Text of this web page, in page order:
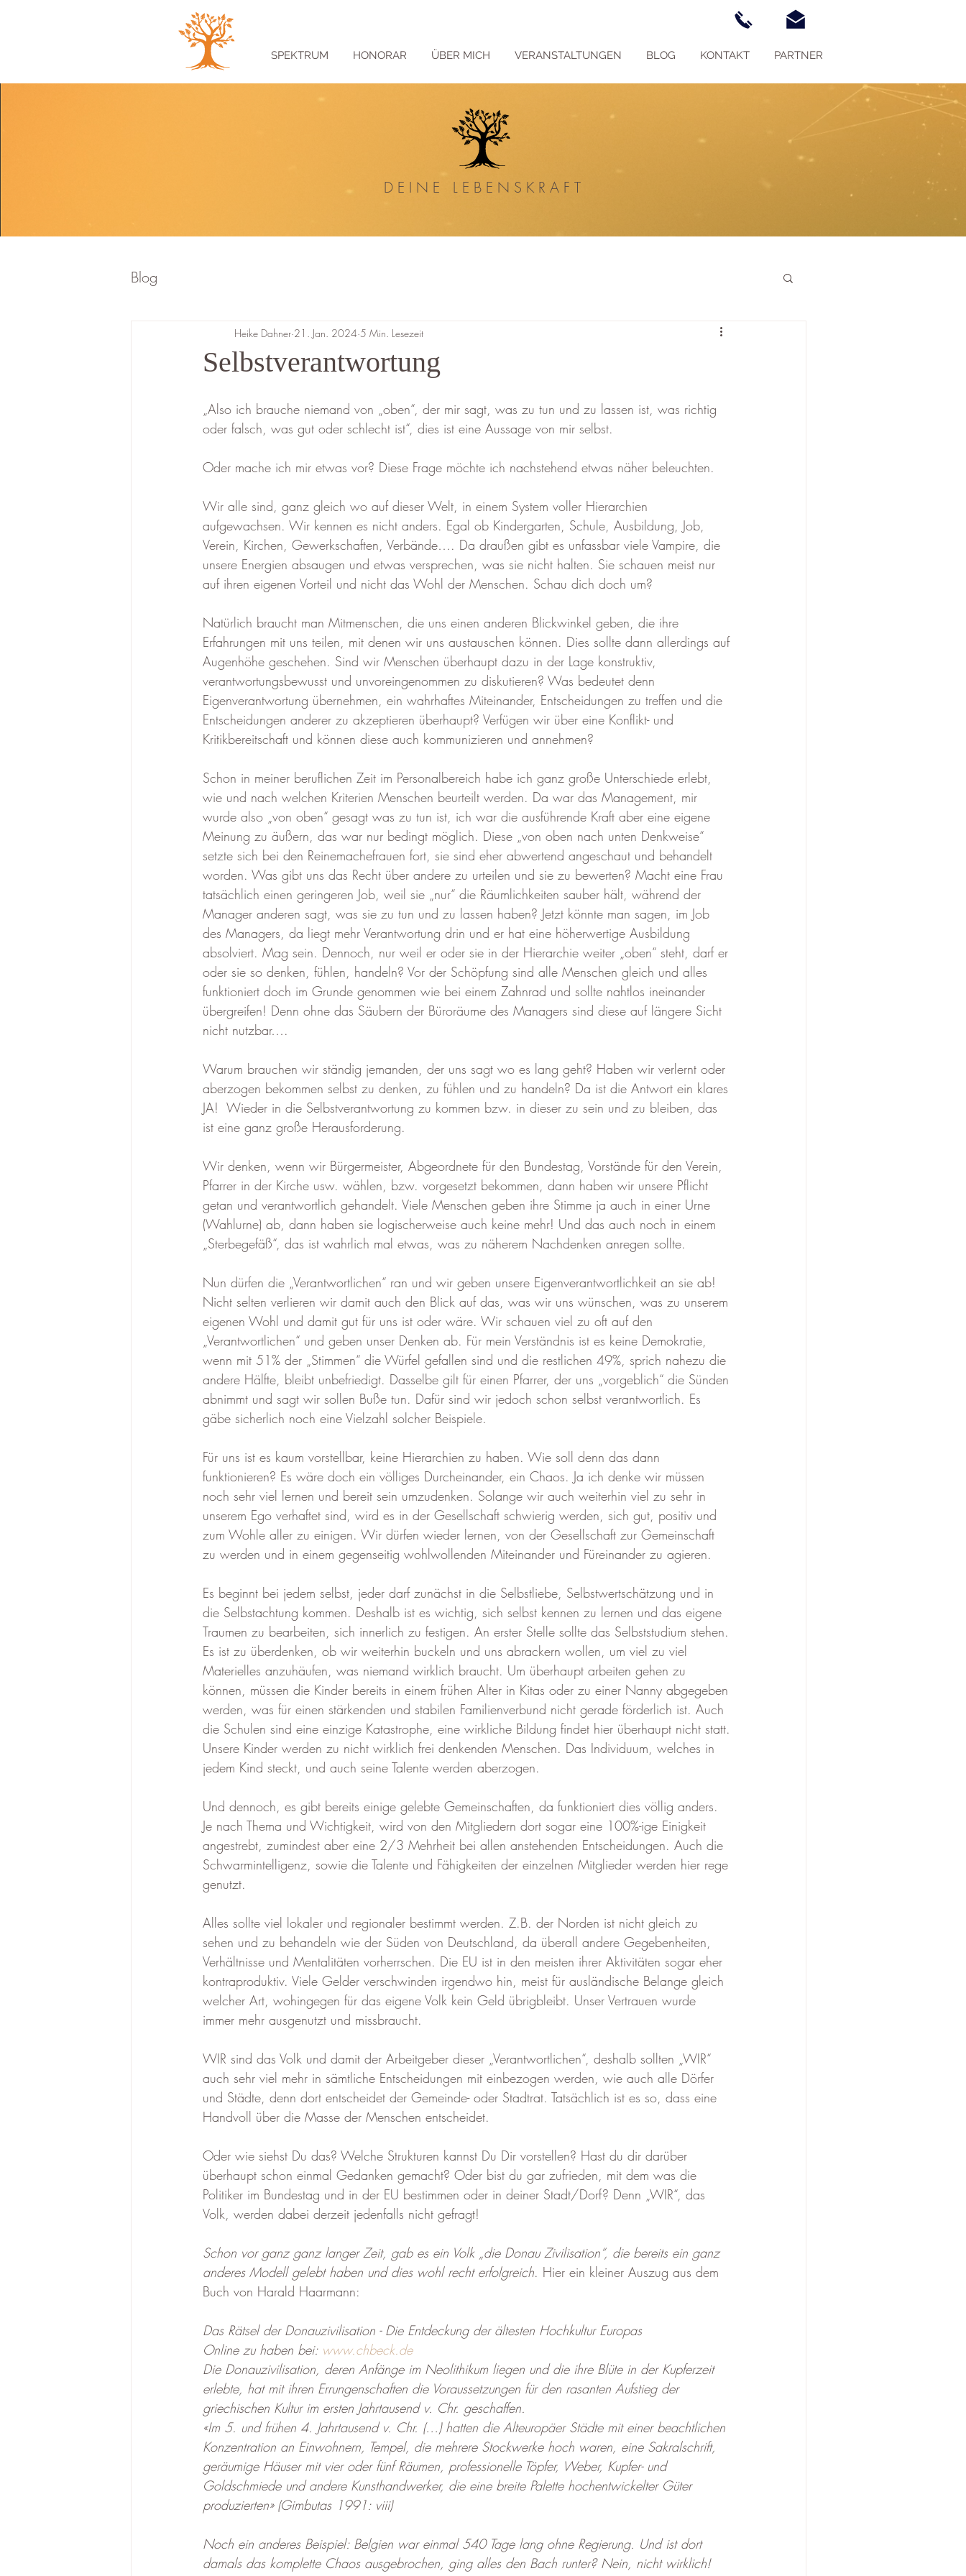
SPEKTRUM HONORAR ÜBER MICH VERANSTALTUNGEN BLOG KONTAKT PARTNER
DEINE LEBENSKRAFT
Blog
Selbstverantwortung
Heike Dahner 21. Jan. 2024 5 Min. Lesezeit
„Also ich brauche niemand von „oben“, der mir sagt, was zu tun und zu lassen ist, was richtig
oder falsch, was gut oder schlecht ist“, dies ist eine Aussage von mir selbst.
Oder mache ich mir etwas vor? Diese Frage möchte ich nachstehend etwas näher beleuchten.
Wir alle sind, ganz gleich wo auf dieser Welt, in einem System voller Hierarchien
aufgewachsen. Wir kennen es nicht anders. Egal ob Kindergarten, Schule, Ausbildung, Job,
Verein, Kirchen, Gewerkschaften, Verbände…. Da draußen gibt es unfassbar viele Vampire, die
unsere Energien absaugen und etwas versprechen, was sie nicht halten. Sie schauen meist nur
auf ihren eigenen Vorteil und nicht das Wohl der Menschen. Schau dich doch um?
Natürlich braucht man Mitmenschen, die uns einen anderen Blickwinkel geben, die ihre
Erfahrungen mit uns teilen, mit denen wir uns austauschen können. Dies sollte dann allerdings auf
Augenhöhe geschehen. Sind wir Menschen überhaupt dazu in der Lage konstruktiv,
verantwortungsbewusst und unvoreingenommen zu diskutieren? Was bedeutet denn
Eigenverantwortung übernehmen, ein wahrhaftes Miteinander, Entscheidungen zu treffen und die
Entscheidungen anderer zu akzeptieren überhaupt? Verfügen wir über eine Konflikt- und
Kritikbereitschaft und können diese auch kommunizieren und annehmen?
Schon in meiner beruflichen Zeit im Personalbereich habe ich ganz große Unterschiede erlebt,
wie und nach welchen Kriterien Menschen beurteilt werden. Da war das Management, mir
wurde also „von oben“ gesagt was zu tun ist, ich war die ausführende Kraft aber eine eigene
Meinung zu äußern, das war nur bedingt möglich. Diese „von oben nach unten Denkweise“
setzte sich bei den Reinemachefrauen fort, sie sind eher abwertend angeschaut und behandelt
worden. Was gibt uns das Recht über andere zu urteilen und sie zu bewerten? Macht eine Frau
tatsächlich einen geringeren Job, weil sie „nur“ die Räumlichkeiten sauber hält, während der
Manager anderen sagt, was sie zu tun und zu lassen haben? Jetzt könnte man sagen, im Job
des Managers, da liegt mehr Verantwortung drin und er hat eine höherwertige Ausbildung
absolviert. Mag sein. Dennoch, nur weil er oder sie in der Hierarchie weiter „oben“ steht, darf er
oder sie so denken, fühlen, handeln? Vor der Schöpfung sind alle Menschen gleich und alles
funktioniert doch im Grunde genommen wie bei einem Zahnrad und sollte nahtlos ineinander
übergreifen! Denn ohne das Säubern der Büroräume des Managers sind diese auf längere Sicht
nicht nutzbar….
Warum brauchen wir ständig jemanden, der uns sagt wo es lang geht? Haben wir verlernt oder
aberzogen bekommen selbst zu denken, zu fühlen und zu handeln? Da ist die Antwort ein klares
JA!  Wieder in die Selbstverantwortung zu kommen bzw. in dieser zu sein und zu bleiben, das
ist eine ganz große Herausforderung.
Wir denken, wenn wir Bürgermeister, Abgeordnete für den Bundestag, Vorstände für den Verein,
Pfarrer in der Kirche usw. wählen, bzw. vorgesetzt bekommen, dann haben wir unsere Pflicht
getan und verantwortlich gehandelt. Viele Menschen geben ihre Stimme ja auch in einer Urne
(Wahlurne) ab, dann haben sie logischerweise auch keine mehr! Und das auch noch in einem
„Sterbegefäß“, das ist wahrlich mal etwas, was zu näherem Nachdenken anregen sollte.
Nun dürfen die „Verantwortlichen“ ran und wir geben unsere Eigenverantwortlichkeit an sie ab!
Nicht selten verlieren wir damit auch den Blick auf das, was wir uns wünschen, was zu unserem
eigenen Wohl und damit gut für uns ist oder wäre. Wir schauen viel zu oft auf den
„Verantwortlichen“ und geben unser Denken ab. Für mein Verständnis ist es keine Demokratie,
wenn mit 51% der „Stimmen“ die Würfel gefallen sind und die restlichen 49%, sprich nahezu die
andere Hälfte, bleibt unbefriedigt. Dasselbe gilt für einen Pfarrer, der uns „vorgeblich“ die Sünden
abnimmt und sagt wir sollen Buße tun. Dafür sind wir jedoch schon selbst verantwortlich. Es
gäbe sicherlich noch eine Vielzahl solcher Beispiele.
Für uns ist es kaum vorstellbar, keine Hierarchien zu haben. Wie soll denn das dann
funktionieren? Es wäre doch ein völliges Durcheinander, ein Chaos. Ja ich denke wir müssen
noch sehr viel lernen und bereit sein umzudenken. Solange wir auch weiterhin viel zu sehr in
unserem Ego verhaftet sind, wird es in der Gesellschaft schwierig werden, sich gut, positiv und
zum Wohle aller zu einigen. Wir dürfen wieder lernen, von der Gesellschaft zur Gemeinschaft
zu werden und in einem gegenseitig wohlwollenden Miteinander und Füreinander zu agieren.
Es beginnt bei jedem selbst, jeder darf zunächst in die Selbstliebe, Selbstwertschätzung und in
die Selbstachtung kommen. Deshalb ist es wichtig, sich selbst kennen zu lernen und das eigene
Traumen zu bearbeiten, sich innerlich zu festigen. An erster Stelle sollte das Selbststudium stehen.
Es ist zu überdenken, ob wir weiterhin buckeln und uns abrackern wollen, um viel zu viel
Materielles anzuhäufen, was niemand wirklich braucht. Um überhaupt arbeiten gehen zu
können, müssen die Kinder bereits in einem frühen Alter in Kitas oder zu einer Nanny abgegeben
werden, was für einen stärkenden und stabilen Familienverbund nicht gerade förderlich ist. Auch
die Schulen sind eine einzige Katastrophe, eine wirkliche Bildung findet hier überhaupt nicht statt.
Unsere Kinder werden zu nicht wirklich frei denkenden Menschen. Das Individuum, welches in
jedem Kind steckt, und auch seine Talente werden aberzogen.
Und dennoch, es gibt bereits einige gelebte Gemeinschaften, da funktioniert dies völlig anders.
Je nach Thema und Wichtigkeit, wird von den Mitgliedern dort sogar eine 100%-ige Einigkeit
angestrebt, zumindest aber eine 2/3 Mehrheit bei allen anstehenden Entscheidungen. Auch die
Schwarmintelligenz, sowie die Talente und Fähigkeiten der einzelnen Mitglieder werden hier rege
genutzt.
Alles sollte viel lokaler und regionaler bestimmt werden. Z.B. der Norden ist nicht gleich zu
sehen und zu behandeln wie der Süden von Deutschland, da überall andere Gegebenheiten,
Verhältnisse und Mentalitäten vorherrschen. Die EU ist in den meisten ihrer Aktivitäten sogar eher
kontraproduktiv. Viele Gelder verschwinden irgendwo hin, meist für ausländische Belange gleich
welcher Art, wohingegen für das eigene Volk kein Geld übrigbleibt. Unser Vertrauen wurde
immer mehr ausgenutzt und missbraucht.
WIR sind das Volk und damit der Arbeitgeber dieser „Verantwortlichen“, deshalb sollten „WIR“
auch sehr viel mehr in sämtliche Entscheidungen mit einbezogen werden, wie auch alle Dörfer
und Städte, denn dort entscheidet der Gemeinde- oder Stadtrat. Tatsächlich ist es so, dass eine
Handvoll über die Masse der Menschen entscheidet.
Oder wie siehst Du das? Welche Strukturen kannst Du Dir vorstellen? Hast du dir darüber
überhaupt schon einmal Gedanken gemacht? Oder bist du gar zufrieden, mit dem was die
Politiker im Bundestag und in der EU bestimmen oder in deiner Stadt/Dorf? Denn „WIR“, das
Volk, werden dabei derzeit jedenfalls nicht gefragt!
Schon vor ganz ganz langer Zeit, gab es ein Volk „die Donau Zivilisation“, die bereits ein ganz
anderes Modell gelebt haben und dies wohl recht erfolgreich. Hier ein kleiner Auszug aus dem
Buch von Harald Haarmann:
Das Rätsel der Donauzivilisation - Die Entdeckung der ältesten Hochkultur Europas
Online zu haben bei: www.chbeck.de
Die Donauzivilisation, deren Anfänge im Neolithikum liegen und die ihre Blüte in der Kupferzeit
erlebte, hat mit ihren Errungenschaften die Voraussetzungen für den rasanten Aufstieg der
griechischen Kultur im ersten Jahrtausend v. Chr. geschaffen.
«Im 5. und frühen 4. Jahrtausend v. Chr. (…) hatten die Alteuropäer Städte mit einer beachtlichen
Konzentration an Einwohnern, Tempel, die mehrere Stockwerke hoch waren, eine Sakralschrift,
geräumige Häuser mit vier oder fünf Räumen, professionelle Töpfer, Weber, Kupfer- und
Goldschmiede und andere Kunsthandwerker, die eine breite Palette hochentwickelter Güter
produzierten» (Gimbutas 1991: viii)
Noch ein anderes Beispiel: Belgien war einmal 540 Tage lang ohne Regierung. Und ist dort
damals das komplette Chaos ausgebrochen, ging alles den Bach runter? Nein, nicht wirklich!